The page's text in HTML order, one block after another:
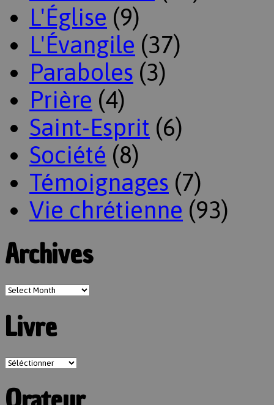
L'Église (9)
L'Évangile (37)
Paraboles (3)
Prière (4)
Saint-Esprit (6)
Société (8)
Témoignages (7)
Vie chrétienne (93)
Archives
Livre